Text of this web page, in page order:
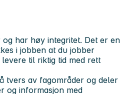
har høy integritet. Det er en
i jobben at du jobber
til riktig tid med rett
tvers av fagområder og deler
og informasjon med